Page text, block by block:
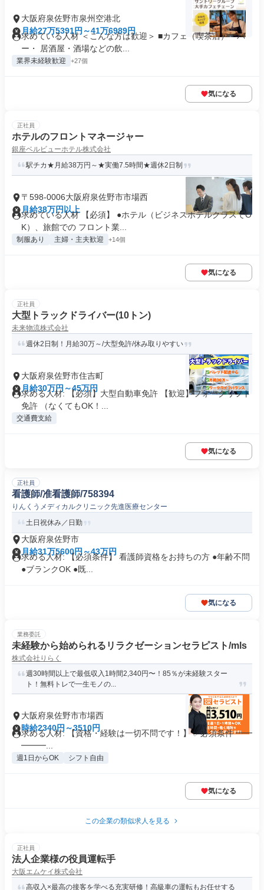
大阪府泉佐野市泉州空港北
月給27万5391円～41万6989円
求めている人材 ＜こんな方は歓迎＞ ■カフェ（喫茶店）・バ
ー・ 居酒屋・酒場などの飲...
業界未経験歓迎 +27個
気になる
正社員
ホテルのフロントマネージャー
銀座ベルビューホテル株式会社
駅チカ★月給38万円～★実働7.5時間★週休2日制
〒598-0006大阪府泉佐野市市場西
月給38万円以上
求めている人材 【必須】 ●ホテル（ビジネスホテルクラスでO
K）、旅館での フロント業...
制服あり 主婦・主夫歓迎 +14個
気になる
正社員
大型トラックドライバー(10トン)
未来物流株式会社
週休2日制！月給30万～/大型免許/休み取りやすい
大阪府泉佐野市住吉町
月給30万円～45万円
求める人材: 【必須】大型自動車免許 【歓迎】フォークリフト
免許 （なくてもOK！...
交通費支給
気になる
正社員
看護師/准看護師/758394
りんくうメディカルクリニック先進医療センター
土日祝休み／日勤
大阪府泉佐野市
月給31万5600円～43万円
求める人材: 【必須条件】 看護師資格をお持ちの方 ●年齢不問
●ブランクOK ●既...
気になる
業務委託
未経験から始められるリラクゼーションセラピスト/mls
株式会社りらく
週30時間以上で最低収入1時間2,340円〜！85％が未経験スター
ト！無料トレで一生モノの...
大阪府泉佐野市市場西
時給2340円～3510円
求める人材: 【資格・経験は一切不問です！】 ✅必須条件 ━━
━━━...
週1日からOK シフト自由
気になる
この企業の類似求人を見る
正社員
法人企業様の役員運転手
大阪エムケイ株式会社
高収入×最高の接客を学べる充実研修！高級車の運転もお任せする